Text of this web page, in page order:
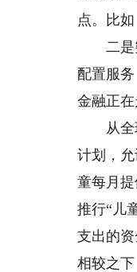
点。比
二是突
配置服
金融正
从全球
计划，
童每月
推行“儿
支出的
相较之